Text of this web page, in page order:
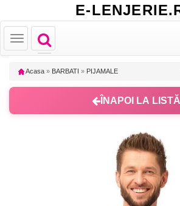
E-
Toggle
navigation
Toggle
navigation
Acasa » BARBATI » PIJAMALE
ÎNAPOI LA LISTĂ